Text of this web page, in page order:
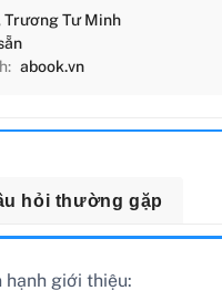
Trương Tư Minh
abook.vn
hỏi thường gặp
hạnh giới thiệu: